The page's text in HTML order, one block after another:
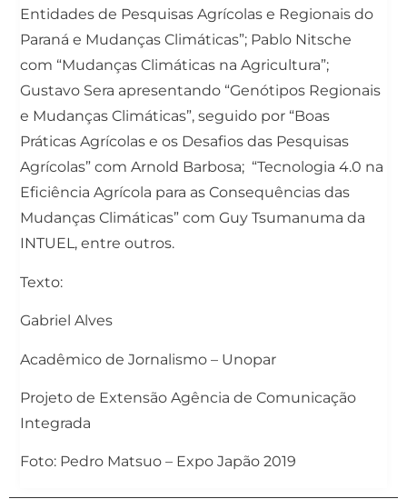
Entidades de Pesquisas Agrícolas e Regionais do
Paraná e Mudanças Climáticas”; Pablo Nitsche
com “Mudanças Climáticas na Agricultura”;
Gustavo Sera apresentando “Genótipos Regionais
e Mudanças Climáticas”, seguido por “Boas
Práticas Agrícolas e os Desafios das Pesquisas
Agrícolas” com Arnold Barbosa; “Tecnologia 4.0 na
Eficiência Agrícola para as Consequências das
Mudanças Climáticas” com Guy Tsumanuma da
INTUEL, entre outros.
Texto:
Gabriel Alves
Acadêmico de Jornalismo – Unopar
Projeto de Extensão Agência de Comunicação
Integrada
Foto: Pedro Matsuo – Expo Japão 2019